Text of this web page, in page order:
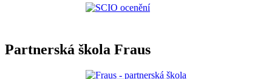
Partnerská škola Fraus